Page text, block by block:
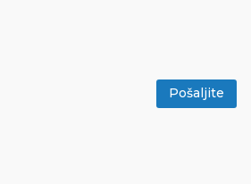
Pošaljite